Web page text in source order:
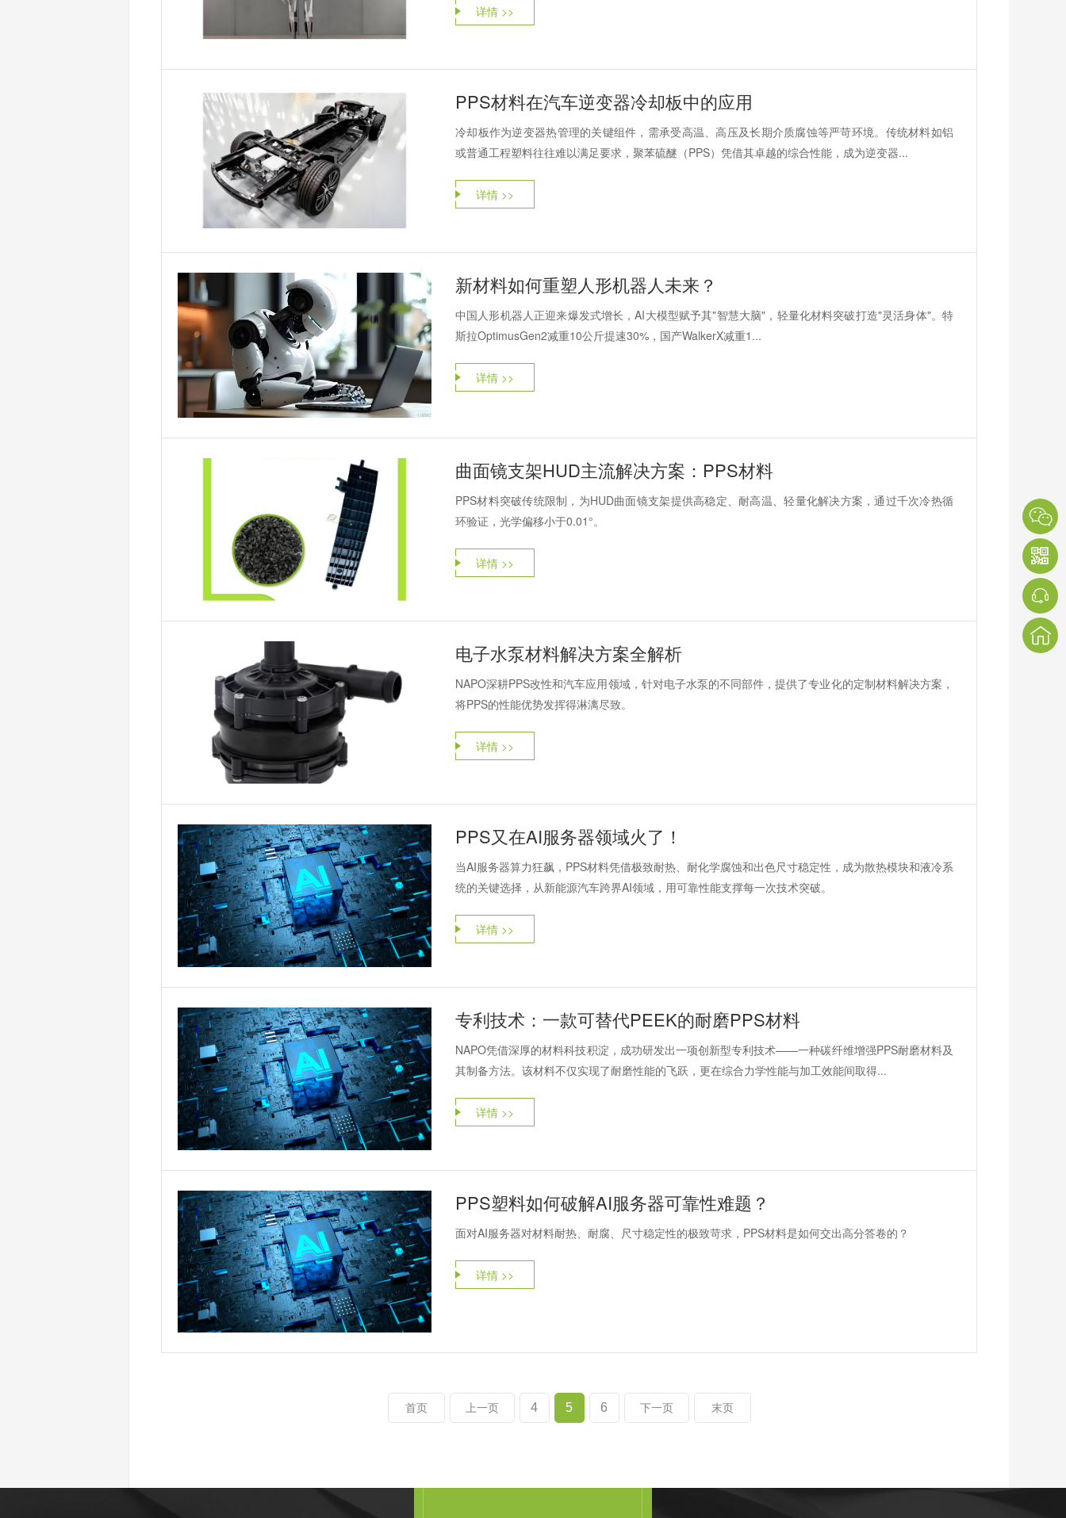
详情 >>
PPS材料在汽车逆变器冷却板中的应用
冷却板作为逆变器热管理的关键组件，需承受高温、高压及长期介质腐蚀等严苛环境。传统材料如铝
或普通工程塑料往往难以满足要求，聚苯硫醚（PPS）凭借其卓越的综合性能，成为逆变器...
详情 >>
新材料如何重塑人形机器人未来？
中国人形机器人正迎来爆发式增长，AI大模型赋予其"智慧大脑"，轻量化材料突破打造"灵活身体"。特
斯拉OptimusGen2减重10公斤提速30%，国产WalkerX减重1...
详情 >>
曲面镜支架HUD主流解决方案：PPS材料
PPS材料突破传统限制，为HUD曲面镜支架提供高稳定、耐高温、轻量化解决方案，通过千次冷热循
环验证，光学偏移小于0.01°。
详情 >>
电子水泵材料解决方案全解析
NAPO深耕PPS改性和汽车应用领域，针对电子水泵的不同部件，提供了专业化的定制材料解决方案，
将PPS的性能优势发挥得淋漓尽致。
详情 >>
PPS又在AI服务器领域火了！
当AI服务器算力狂飙，PPS材料凭借极致耐热、耐化学腐蚀和出色尺寸稳定性，成为散热模块和液冷系
统的关键选择，从新能源汽车跨界AI领域，用可靠性能支撑每一次技术突破。
详情 >>
专利技术：一款可替代PEEK的耐磨PPS材料
NAPO凭借深厚的材料科技积淀，成功研发出一项创新型专利技术——一种碳纤维增强PPS耐磨材料及
其制备方法。该材料不仅实现了耐磨性能的飞跃，更在综合力学性能与加工效能间取得...
详情 >>
PPS塑料如何破解AI服务器可靠性难题？
面对AI服务器对材料耐热、耐腐、尺寸稳定性的极致苛求，PPS材料是如何交出高分答卷的？
详情 >>
首页 上一页 4 5 6 下一页 末页